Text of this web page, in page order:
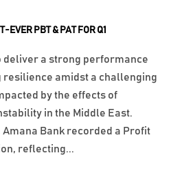
PBT & PAT FOR Q1
deliver a strong performance
resilience amidst a challenging
by the effects of
in the Middle East.
Bank recorded a Profit
reflecting...